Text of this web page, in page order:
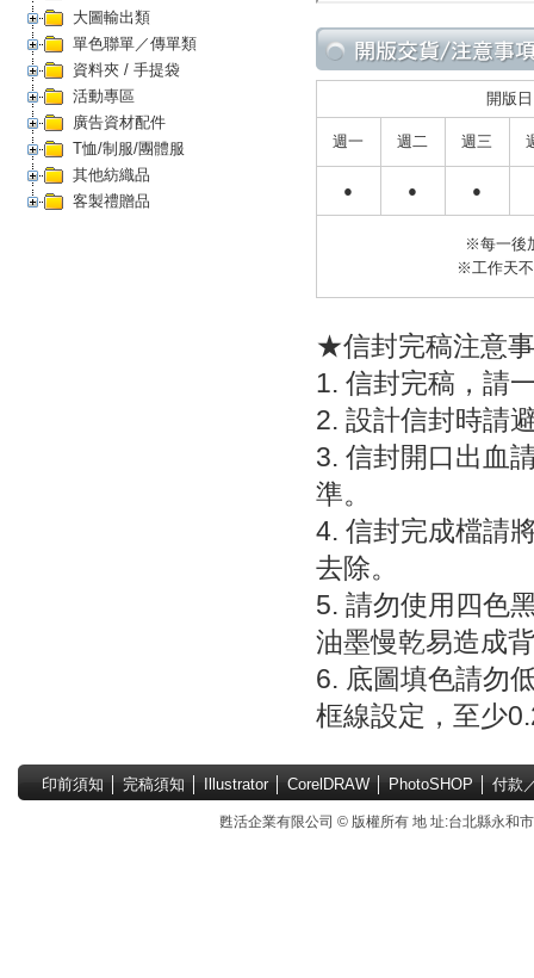
大圖輸出類
單色聯單／傳單類
資料夾 / 手提袋
活動專區
廣告資材配件
T恤/制服/團體服
其他紡織品
客製禮贈品
開版日
週一 週二 週三
● ● ●
※每一後
※工作天
★信封完稿注意
1. 信封完稿，請
2. 設計信封時請
3. 信封開口出血
準。
4. 信封完成檔請
去除。
5. 請勿使用四色
油墨慢乾易造成
6. 底圖填色請勿
框線設定，至少
印前須知 完稿須知 Illustrator│ CorelDRAW│ PhotoSHOP 付款
甦活企業有限公司 © 版權所有 地 址:台北縣永